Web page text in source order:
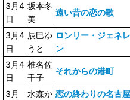
3月4
日
坂本冬
美
遠い昔の恋の歌
3月4
日
辰巳ゆ
うと
ロンリー・ジェネ
ン
3月4
日
椎名佐
千子
それからの港町
3月
水森か 恋の終わりの名古